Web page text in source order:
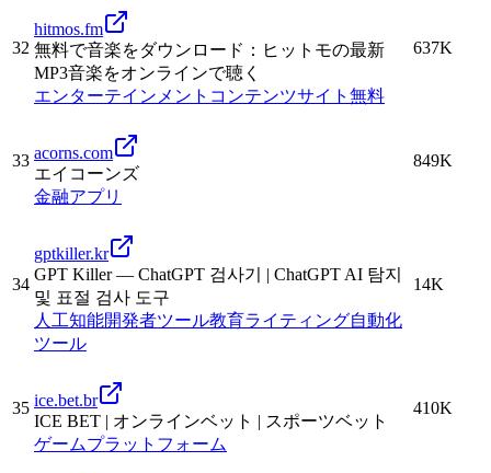
32
hitmos.fm
無料で音楽をダウンロード：ヒットモの最新
MP3音楽をオンラインで聴く
エンターテインメント コンテンツサイト 無料
637K
33 acorns.com
エイコーンズ
金融アプリ
849K
34
gptkiller.kr
GPT Killer — ChatGPT 검사기 | ChatGPT AI 탐지
및 표절 검사 도구
人工知能開発者ツール教育ライティング自動化
ツール
14K
35 ice.bet.br
ICE BET | オンラインベット | スポーツベット
ゲームプラットフォーム
410K